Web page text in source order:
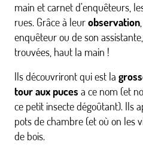
main et carnet d’enquêteurs,
rues. Grâce à leurobservation
enquêteur ou de son
trouvées, haut la main !
Ils découvriront qui est la
tour aux puces a ce nom (et
ce petit insecte dégoûtant). Ils
pots de chambre (et où on les
de bois.